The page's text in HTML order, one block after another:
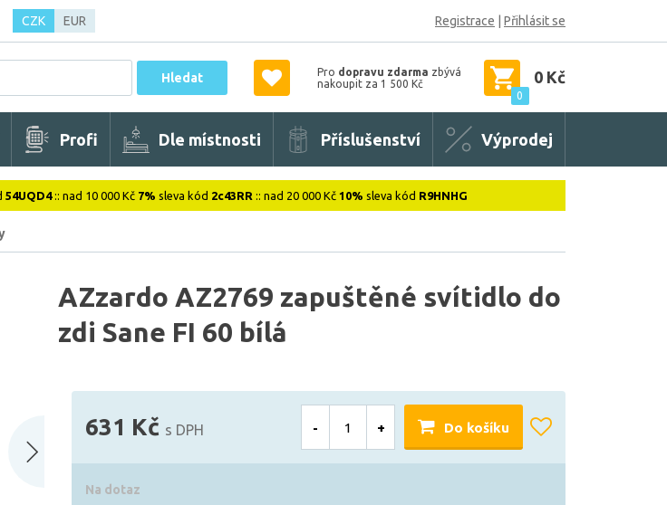
CZK EUR Registrace Přihlásit se
Hledat Pro dopravu zdarma zbývá
nakoupit za 1 500 Kč
0
0 Kč
Profi Dle místnosti Příslušenství Výprodej
54UQD4:: nad 10 000 Kč 7% sleva kód 2c43RR :: nad 20 000 Kč 10% sleva kód R9HNHG
AZzardo AZ2769 zapuštěné svítidlo do
zdi Sane FI 60 bílá
631 Kč s DPH - + Do košíku
Na dotaz